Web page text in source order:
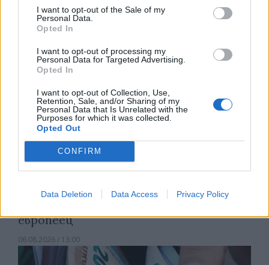
I want to opt-out of the Sale of my
Personal Data.
Opted In
I want to opt-out of processing my
Personal Data for Targeted Advertising.
Opted In
I want to opt-out of Collection, Use,
Retention, Sale, and/or Sharing of my
Personal Data that Is Unrelated with the
Purposes for which it was collected.
Opted Out
CONFIRM
Data Deletion Data Access Privacy Policy
06.08.2026 / 15:30
Изпълнителният директор на Revolut
европеец
06.08.2026 / 13:00